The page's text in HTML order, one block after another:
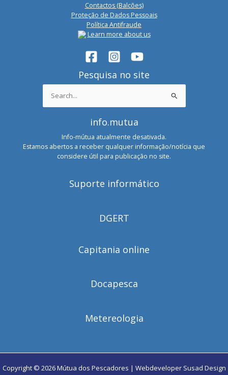
Contactos (Balcões)
Proteção de Dados Pessoais
Política Antifraude
Learn more about us
Pesquisa no site
Search
for:
info.mutua
Info-mútua atualmente desativada.
Estamos abertos a receber qualquer informação/notícia que
considere útil para publicação no site.
Suporte informático
DGERT
Capitania online
Docapesca
Metereologia
Copyright © 2026 Mútua dos Pescadores | Webdeveloper Susad Design